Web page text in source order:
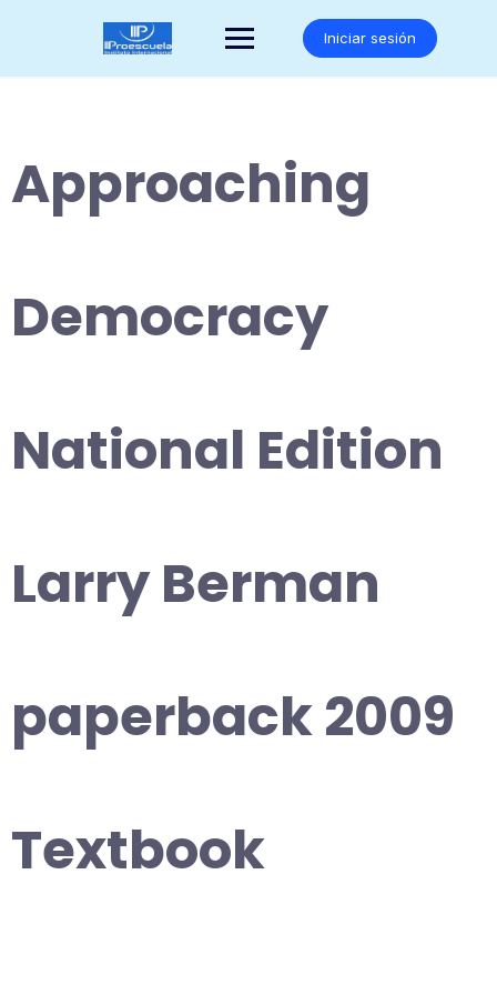
Iniciar sesión
Approaching
Democracy
National Edition
Larry Berman
paperback 2009
Textbook